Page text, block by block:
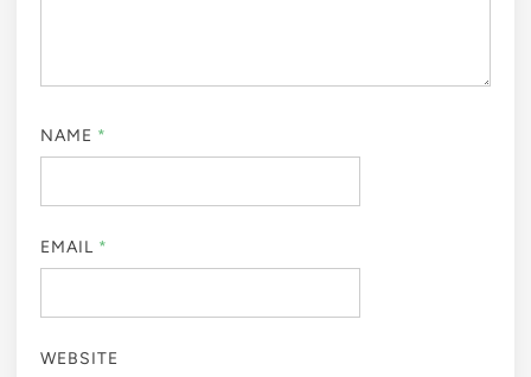
NAME *
EMAIL *
WEBSITE